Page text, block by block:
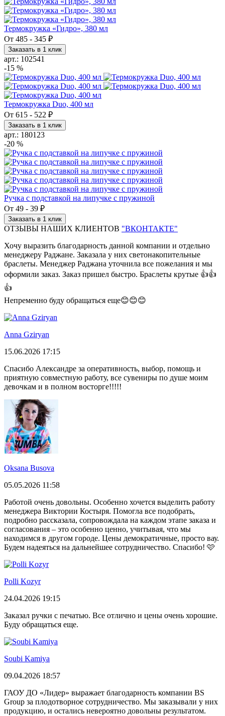
Термокружка «Гидро», 380 мл
От 485 - 345 ₽
Заказать в 1 клик
арт.: 102541
-15 %
Термокружка Duo, 400 мл
От 615 - 522 ₽
Заказать в 1 клик
арт.: 180123
-20 %
Ручка с подставкой на липучке с пружиной
От 49 - 39 ₽
Заказать в 1 клик
ОТЗЫВЫ НАШИХ КЛИЕНТОВ "ВКОНТАКТЕ"
Хочу выразить благодарность данной компании и отдельно
менеджеру Раджане. Заказала у них светонакопительные
браслеты. Менеджер Раджана уточнила все пожелания и мы
оформили заказ. Заказ пришел быстро. Браслеты крутые 👍👍
👍
Непременно буду обращаться еще😊😊😊
Anna Gziryan
15.06.2026 17:15
Спасибо Александре за оперативность, выбор, помощь и
приятную совместную работу, все сувениры по душе моим
девочкам и в полном восторге!!!!!
Oksana Busova
05.05.2026 11:58
Работой очень довольны. Особенно хочется выделить работу
менеджера Виктории Костыря. Помогла все подобрать,
подробно рассказала, сопровождала на каждом этапе заказа и
согласования – это особенно ценно, учитывая, что мы
находимся в другом городе. Цены демократичные, просто вау.
Будем надеяться на дальнейшее сотрудничество. Спасибо! 🩷
Polli Kozyr
24.04.2026 19:15
Заказал ручки с печатью. Все отлично и цены очень хорошие.
Буду обращаться еще.
Soubi Kamiya
09.04.2026 18:57
ГАОУ ДО «Лидер» выражает благодарность компании BS
Group за плодотворное сотрудничество. Мы заказывали у них
продукцию, и остались невероятно довольны результатом.